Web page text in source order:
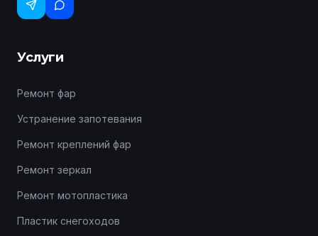
Услуги
Ремонт фар
Устранение запотевания
Ремонт креплений фар
Ремонт зеркал
Ремонт мотопластика
Пластик снегоходов